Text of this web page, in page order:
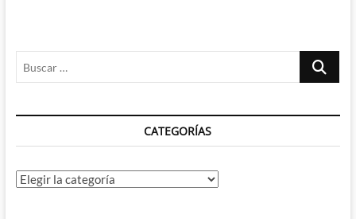
Buscar
CATEGORÍAS
Categorías